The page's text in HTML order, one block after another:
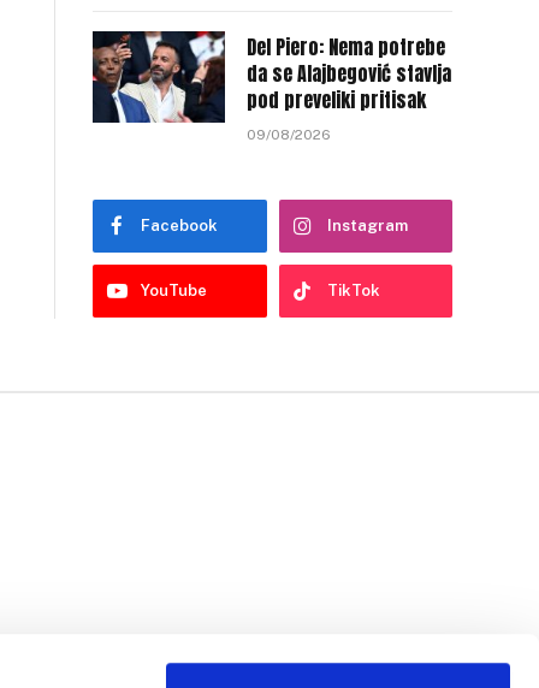
Del Piero: Nema potrebe
da se Alajbegović stavlja
pod preveliki pritisak
09/08/2026
Facebook Instagram
YouTube TikTok